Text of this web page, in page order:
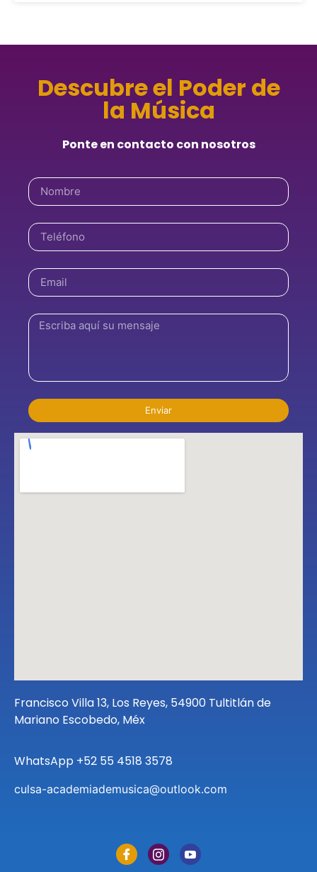
Descubre el Poder de
la Música
Ponte en contacto con nosotros
Enviar
Francisco Villa 13, Los Reyes, 54900 Tultitlán de
Mariano Escobedo, Méx
WhatsApp +52 55 4518 3578
culsa-academiademusica@outlook.com